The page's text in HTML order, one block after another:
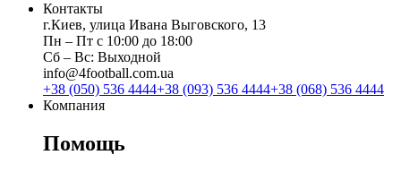
Контакты
г.Киев, улица Ивана Выговского, 13
Пн ‒ Пт с 10:00 до 18:00
Сб ‒ Вс: Выходной
info@4football.com.ua
+38 (050) 536 4444+38 (093) 536 4444+38 (068) 536 4444
Компания
Помощь